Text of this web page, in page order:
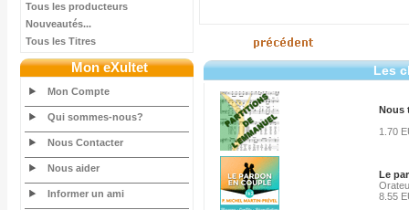
Tous les producteurs
Nouveautés...
Tous les Titres
Mon eXultet
Mon Compte
Qui sommes-nous?
Nous Contacter
Nous aider
Informer un ami
Les
Nous
1.70
Le
8.55